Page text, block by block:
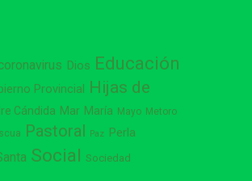
Dios Educación
Provincial
Hijas de
Cándida Mar María Mayo Metoro
Pastoral Paz Perla
Social Sociedad